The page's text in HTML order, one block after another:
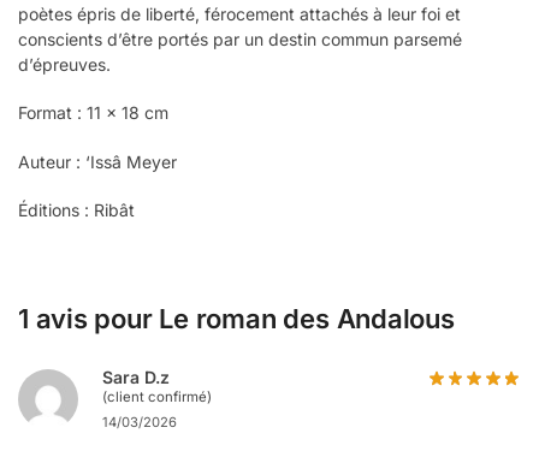
poètes épris de liberté, férocement attachés à leur foi et
conscients d’être portés par un destin commun parsemé
d’épreuves.
Format : 11 x 18 cm
Auteur : ‘Issâ Meyer
Éditions : Ribât
1 avis pour Le roman des Andalous
Sara D.z
(client confirmé)
14/03/2026